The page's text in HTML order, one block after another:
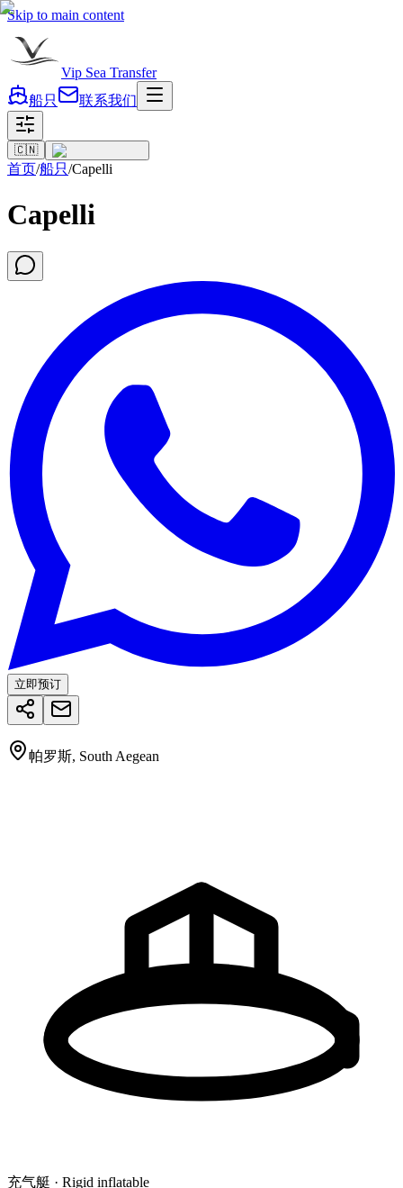
Skip to main content
Vip Sea Transfer
船只
联系我们
🇨🇳
首页/船只/Capelli
Capelli
立即预订
帕罗斯, South Aegean
充气艇 · Rigid inflatable